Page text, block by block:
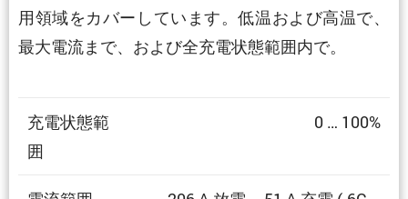
用領域をカバーしています。低温および高温で、
最大電流まで、および全充電状態範囲内で。
充電状態範
囲
0 … 100%